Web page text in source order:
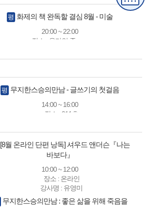
평 화제의 책 완독할 결심 8월 - 미술
20:00 ~ 22:00
장소 : 온라인 줌zoom
평 무지한스승의만남 - 글쓰기의 첫걸음
14:00 ~ 16:00
장소 : 211호
[8월 온라인 단편 낭독] 셔우드 앤더슨『나는
바보다』
10:00 ~ 12:00
장소 : 온라인
강사명 : 유영미
무지한스승의만남 : 좋은 삶을 위해 죽음을